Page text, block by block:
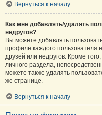
Вернуться к началу
Как мне добавлять/удалять
недругов?
Вы можете добавлять
профиле каждого пользователя
друзей или недругов. Кроме
личного раздела,
можете также удалять
же странице.
Вернуться к началу